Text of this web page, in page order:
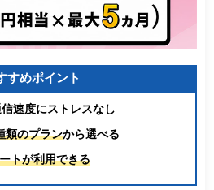
すめポイント
速度にストレスなし
類のプランから選べる
トが利用できる